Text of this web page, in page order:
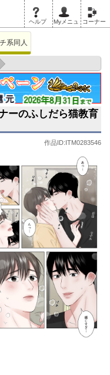
ヘルプ Myメニュ コーナー
系同人
>
猫教育日記（フルカラー）
ーのふしだら猫教育
作品ID:ITM0283546